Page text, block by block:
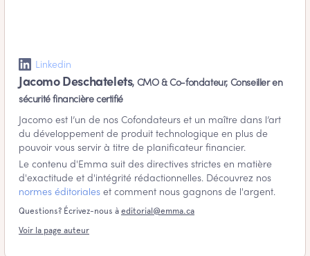
Linkedin
Jacomo Deschatelets, CMO & Co-fondateur, Conseiller en
sécurité financière certifié
Jacomo est l’un de nos Cofondateurs et un maître dans l’art
du développement de produit technologique en plus de
pouvoir vous servir à titre de planificateur financier.
Le contenu d'Emma suit des directives strictes en matière
d'exactitude et d'intégrité rédactionnelles. Découvrez nos
normes éditoriales et comment nous gagnons de l'argent.
Voir la page auteur
Questions? Écrivez-nous à editorial@emma.ca